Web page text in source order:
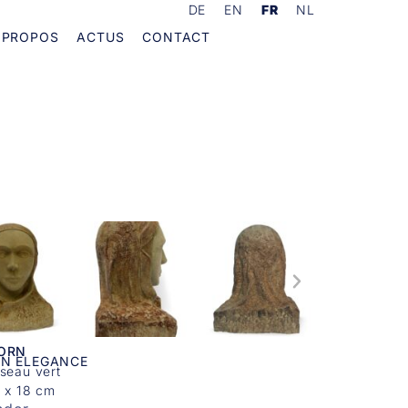
DE EN FR
NL
ACTUS CONTACT
ELEGANCE
vert
18 cm